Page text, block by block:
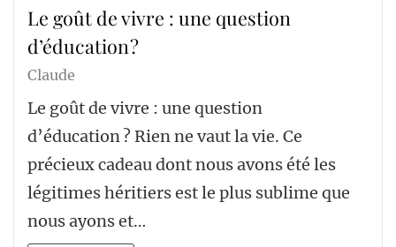
Le goût de vivre : une question
d’éducation ?
Claude
Le goût de vivre : une question
d’éducation ? Rien ne vaut la vie. Ce
précieux cadeau dont nous avons été les
légitimes héritiers est le plus sublime que
nous ayons et…